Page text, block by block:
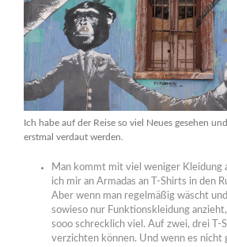
Ich habe auf der Reise so viel Neues gesehen
erstmal verdaut werden.
Man kommt mit viel weniger Kleidung
ich mir an Armadas an T-Shirts in den
Aber wenn man regelmäßig wäscht
sowieso nur Funktionskleidung
sooo schrecklich viel. Auf zwei, drei T-
verzichten können. Und wenn es nicht